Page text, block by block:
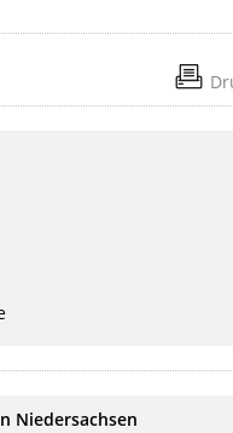
Niedersachsen